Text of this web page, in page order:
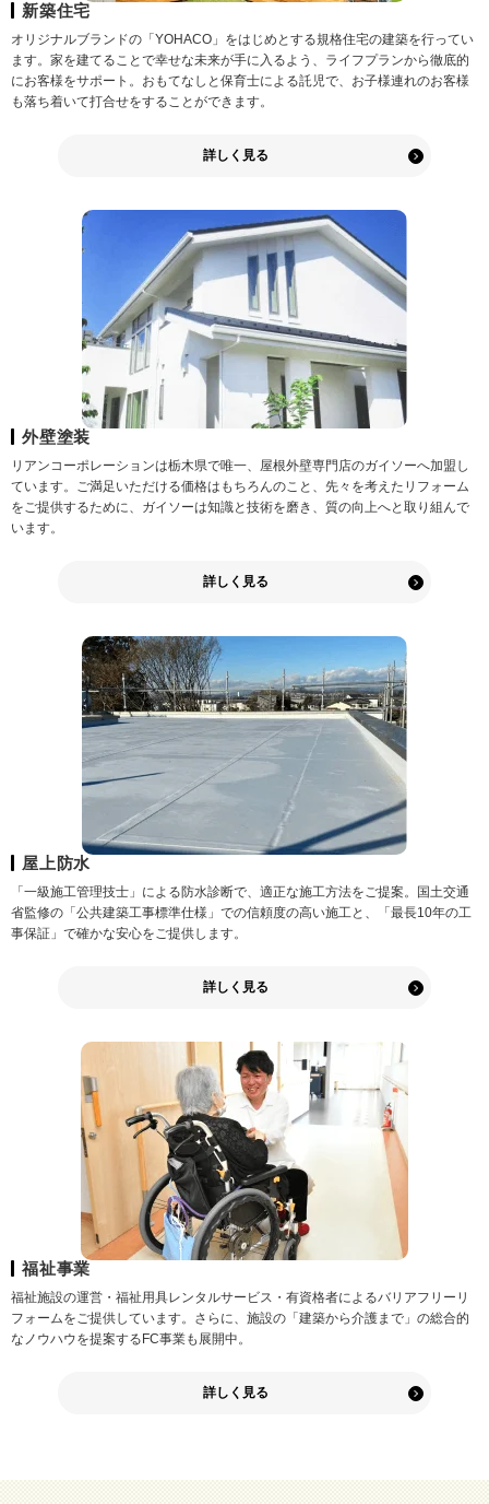
新築住宅
オリジナルブランドの「YOHACO」をはじめとする規格住宅の建築を行ってい
ます。家を建てることで幸せな未来が手に入るよう、ライフプランから徹底的
にお客様をサポート。おもてなしと保育士による託児で、お子様連れのお客様
も落ち着いて打合せをすることができます。
詳しく見る
外壁塗装
リアンコーポレーションは栃木県で唯一、屋根外壁専門店のガイソーへ加盟し
ています。ご満足いただける価格はもちろんのこと、先々を考えたリフォーム
をご提供するために、ガイソーは知識と技術を磨き、質の向上へと取り組んで
います。
詳しく見る
屋上防水
「一級施工管理技士」による防水診断で、​適正な施工方法をご提案。国土交通
省監修の「公共建築工事標準仕様」での信頼度の高い施工と、「最長10年の工
事保証」で確かな安心をご提供します。
詳しく見る
福祉事業
福祉施設の運営・福祉用具レンタルサービス・有資格者によるバリアフリーリ
フォームをご提供しています。さらに、施設の「建築から介護まで」の総合的
なノウハウを提案するFC事業も展開中。
詳しく見る